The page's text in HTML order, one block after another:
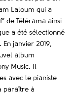
Laloum qui a
de Télérama ainsi
a été sélectionné
janvier 2019,
album
Music. Il
avec le pianiste
paraître à